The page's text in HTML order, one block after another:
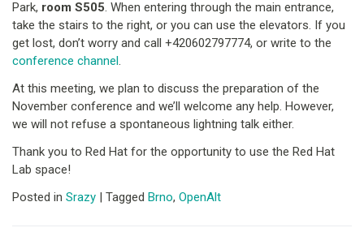
Park, room S505. When entering through the main entrance,
take the stairs to the right, or you can use the elevators. If you
get lost, don’t worry and call +420602797774, or write to the
conference channel.
At this meeting, we plan to discuss the preparation of the
November conference and we’ll welcome any help. However,
we will not refuse a spontaneous lightning talk either.
Thank you to Red Hat for the opportunity to use the Red Hat
Lab space!
Posted in Srazy | Tagged Brno, OpenAlt